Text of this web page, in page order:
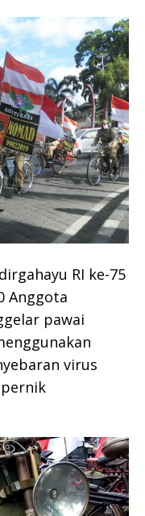
RI ke-75
Anggota
pawai
virus
pernik